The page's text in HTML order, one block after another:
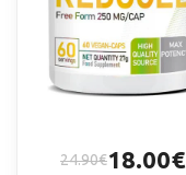
24.90€18.00€